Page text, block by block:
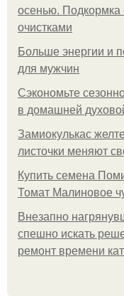
осенью.
очистками
Больше энергии и
для мужчин
Сэкономьте
в домашней
Замиокулькас
листочки меняют
Купить семена
Томат Малиновое
Внезапно
спешно искать
ремонт времени